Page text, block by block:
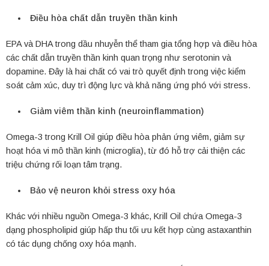
Điều hòa chất dẫn truyền thần kinh
EPA và DHA trong dầu nhuyễn thể tham gia tổng hợp và điều hòa
các chất dẫn truyền thần kinh quan trọng như serotonin và
dopamine. Đây là hai chất có vai trò quyết định trong việc kiểm
soát cảm xúc, duy trì động lực và khả năng ứng phó với stress.
Giảm viêm thần kinh (neuroinflammation)
Omega-3 trong Krill Oil giúp điều hòa phản ứng viêm, giảm sự
hoạt hóa vi mô thần kinh (microglia), từ đó hỗ trợ cải thiện các
triệu chứng rối loạn tâm trạng.
Bảo vệ neuron khỏi stress oxy hóa
Khác với nhiều nguồn Omega-3 khác, Krill Oil chứa Omega-3
dạng phospholipid giúp hấp thu tối ưu kết hợp cùng astaxanthin
có tác dụng chống oxy hóa mạnh.